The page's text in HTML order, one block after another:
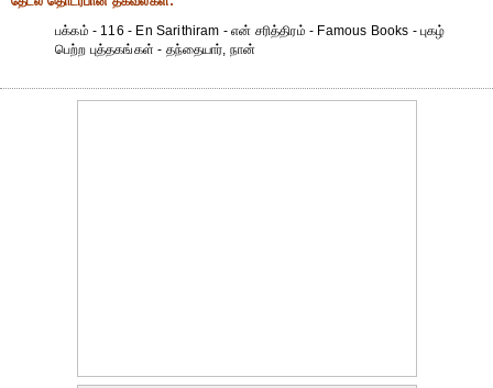
பக்கம் - 116 - En Sarithiram - என் சரித்திரம் - Famous Books - புகழ்
பெற்ற புத்தகங்கள் - தந்தையார், நான்